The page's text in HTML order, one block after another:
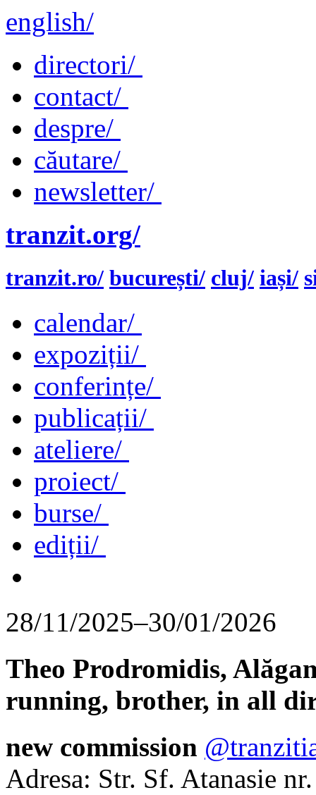
english/
directori/
contact/
despre/
căutare/
newsletter/
tranzit.org/
tranzit.ro/ bucurești/ cluj/ iași/
calendar/
expoziții/
conferințe/
publicații/
ateliere/
proiect/
burse/
ediții/
28/11/2025–30/01/2026
Theo Prodromidis,
running, brother, in all
new commission
Adresa: Str. Sf. Atanasie